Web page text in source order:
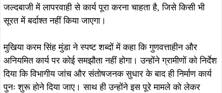
जल्दबाजी में लापरवाही से कार्य पूरा करना चाहता है, जिसे किसी भी
सूरत में बर्दाश्त नहीं किया जाएगा।
मुखिया करम सिंह मुंडा ने स्पष्ट शब्दों में कहा कि गुणवत्ताहीन और
अनियमित कार्य पर कोई समझौता नहीं होगा। उन्होंने ग्रामीणों को निर्देश
दिया कि विभागीय जांच और संतोषजनक सुधार के बाद ही निर्माण कार्य
पुनः शुरू होने दिया जाए। साथ ही उन्होंने इस पूरे मामले को लेकर